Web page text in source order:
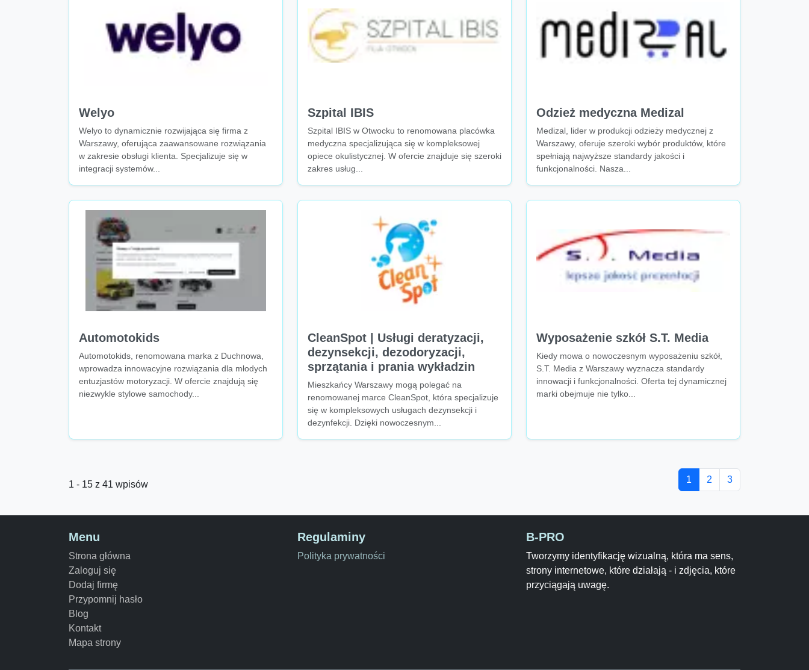
Welyo
Welyo to dynamicznie rozwijająca się firma z
Warszawy, oferująca zaawansowane rozwiązania
w zakresie obsługi klienta. Specjalizuje się w
integracji systemów...
Szpital IBIS
Szpital IBIS w Otwocku to renomowana placówka
medyczna specjalizująca się w kompleksowej
opiece okulistycznej. W ofercie znajduje się szeroki
zakres usług...
Odzież medyczna Medizal
Medizal, lider w produkcji odzieży medycznej z
Warszawy, oferuje szeroki wybór produktów, które
spełniają najwyższe standardy jakości i
funkcjonalności. Nasza...
Automotokids
Automotokids, renomowana marka z Duchnowa,
wprowadza innowacyjne rozwiązania dla młodych
entuzjastów motoryzacji. W ofercie znajdują się
niezwykle stylowe samochody...
CleanSpot | Usługi deratyzacji,
dezynsekcji, dezodoryzacji,
sprzątania i prania wykładzin
Mieszkańcy Warszawy mogą polegać na
renomowanej marce CleanSpot, która specjalizuje
się w kompleksowych usługach dezynsekcji i
dezynfekcji. Dzięki nowoczesnym...
Wyposażenie szkół S.T. Media
Kiedy mowa o nowoczesnym wyposażeniu szkół,
S.T. Media z Warszawy wyznacza standardy
innowacji i funkcjonalności. Oferta tej dynamicznej
marki obejmuje nie tylko...
1 - 15 z 41 wpisów 1 2 3
Menu
Strona główna
Zaloguj się
Dodaj firmę
Przypomnij hasło
Blog
Kontakt
Mapa strony
Regulaminy
Polityka prywatności
B-PRO
Tworzymy identyfikację wizualną, która ma sens,
strony internetowe, które działają - i zdjęcia, które
przyciągają uwagę.